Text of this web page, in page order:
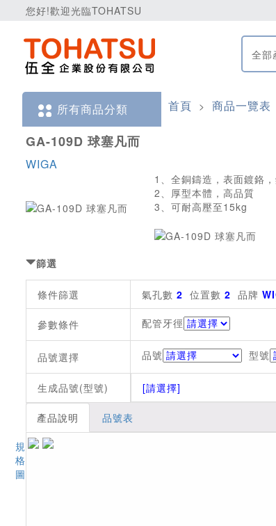
您好!歡迎光臨TOHATSU
全部
所有商品分類 首頁 > 商品一覽表
GA-109D 球塞凡而
WIGA
1、全銅鑄造，表面鍍鉻
2、厚型本體，高品質
3、可耐高壓至15kg
篩選
條件篩選 氣孔數 2 位置數 2 品牌
參數條件 配管牙徑
品號選擇 品號 型號
生成品號(型號) [請選擇]
產品說明 品號表
規
格
圖